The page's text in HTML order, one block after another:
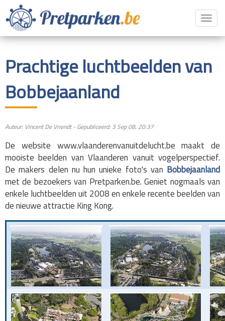
Prachtige luchtbeelden van
Bobbejaanland
Auteur: Vincent De Vriendt - Gepubliceerd: 3 Sep 08, 20:37
De website www.vlaanderenvanuitdelucht.be maakt de
mooiste beelden van Vlaanderen vanuit vogelperspectief.
De makers delen nu hun unieke foto's van Bobbejaanland
met de bezoekers van Pretparken.be. Geniet nogmaals van
enkele luchtbeelden uit 2008 en enkele recente beelden van
de nieuwe attractie King Kong.